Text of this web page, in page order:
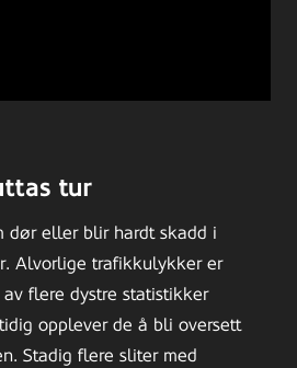
tur
dør eller blir hardt skadd i
Alvorlige trafikkulykker er
av flere dystre statistikker
opplever de å bli oversett
Stadig flere sliter med